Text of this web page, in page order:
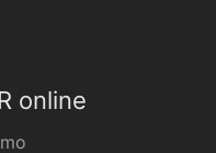
online